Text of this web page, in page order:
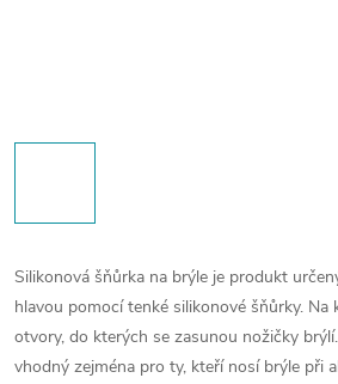
Silikonová šňůrka na brýle je produkt
hlavou pomocí tenké silikonové šňůrky. Na
otvory, do kterých se zasunou nožičky
vhodný zejména pro ty, kteří nosí brýle při